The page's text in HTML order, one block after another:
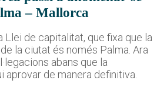
– Mallorca
Llei de capitalitat, que fixa que la
la ciutat és només Palma. Ara
abans que la
aprovar de manera definitiva.